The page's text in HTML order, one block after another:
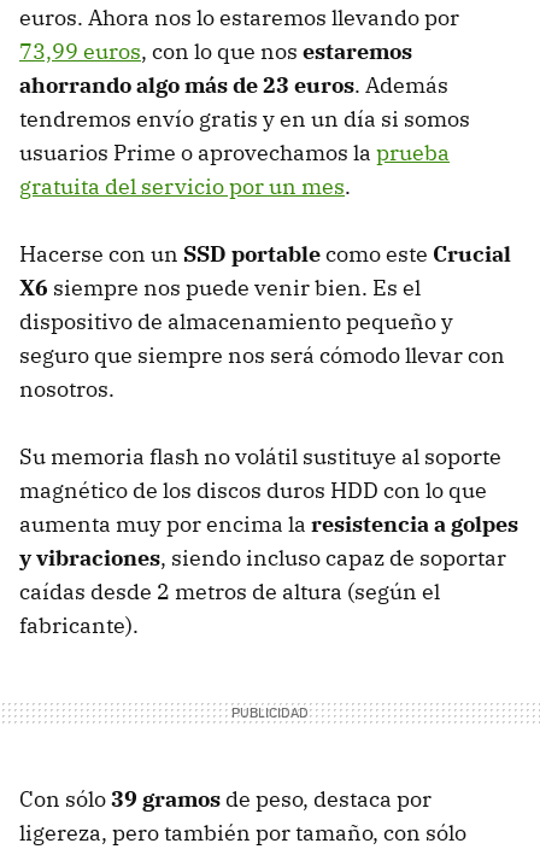
euros. Ahora nos lo estaremos llevando por
73,99 euros, con lo que nos estaremos
ahorrando algo más de 23 euros. Además
tendremos envío gratis y en un día si somos
usuarios Prime o aprovechamos la prueba
gratuita del servicio por un mes.
Hacerse con un SSD portablecomo este Crucial
X6 siempre nos puede venir bien. Es el
dispositivo de almacenamiento pequeño y
seguro que siempre nos será cómodo llevar con
nosotros.
Su memoria flash no volátil sustituye al soporte
magnético de los discos duros HDD con lo que
aumenta muy por encima la resistencia a golpes
y vibraciones, siendo incluso capaz de soportar
caídas desde 2 metros de altura (según el
fabricante).
Con sólo39 gramos de peso, destaca por
ligereza, pero también por tamaño, con sólo